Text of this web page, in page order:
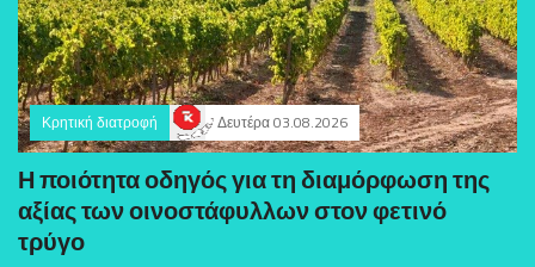
Κρητική διατροφή Δευτέρα 03.08.2026
Η ποιότητα οδηγός για τη διαμόρφωση της
αξίας των οινοστάφυλλων στον φετινό
τρύγο